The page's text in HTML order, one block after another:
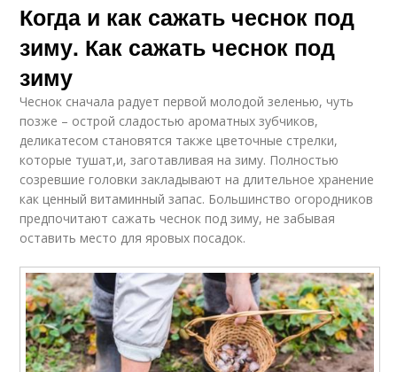
Когда и как сажать чеснок под
зиму. Как сажать чеснок под
зиму
Чеснок сначала радует первой молодой зеленью, чуть
позже – острой сладостью ароматных зубчиков,
деликатесом становятся также цветочные стрелки,
которые тушат,и, заготавливая на зиму. Полностью
созревшие головки закладывают на длительное хранение
как ценный витаминный запас. Большинство огородников
предпочитают сажать чеснок под зиму, не забывая
оставить место для яровых посадок.